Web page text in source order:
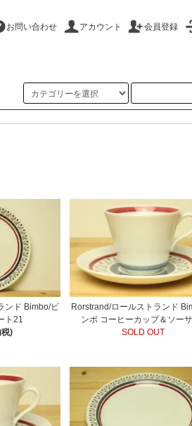
お問い合わせ アカウント 会員登録
> Bimbo/ビンボ
ンド Bimbo/ビ
ト21
)
Rorstrand/ロールストランド
ンボ コーヒーカップ＆ソー
SOLD OUT